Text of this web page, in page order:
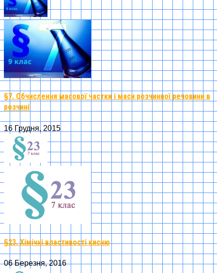
§7. Обчислення масової частки і маси розчинної речовини в
розчині
16 Грудня, 2015
§23. Хімічні властивості кисню
06 Березня, 2016